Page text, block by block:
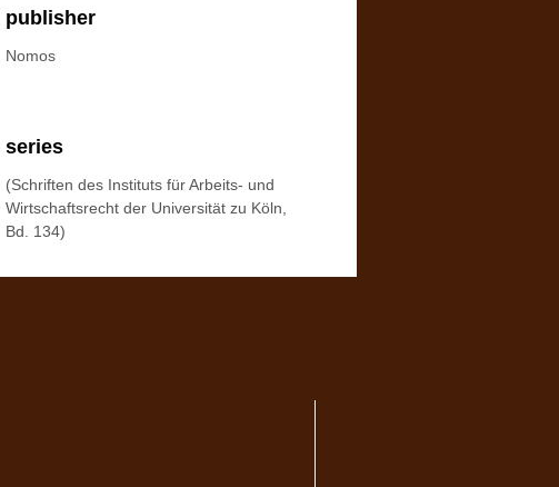
publisher
Nomos
series
(Schriften des Instituts für Arbeits- und
Wirtschaftsrecht der Universität zu Köln,
Bd. 134)